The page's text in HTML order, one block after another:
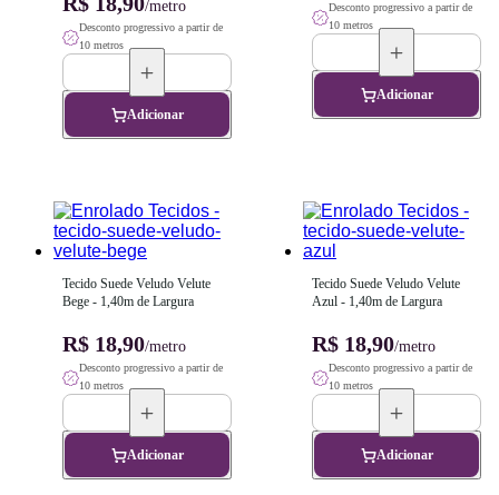
/metro
Desconto progressivo a partir de
10 metros
Adicionar
Desconto progressivo a partir de
10 metros
Adicionar
Tecido Suede Veludo Velute
Bege - 1,40m de Largura
R$ 18,90/metro
Desconto progressivo a partir de
10 metros
Adicionar
Tecido Suede Veludo Velute
Azul - 1,40m de Largura
R$ 18,90/metro
Desconto progressivo a partir de
10 metros
Adicionar